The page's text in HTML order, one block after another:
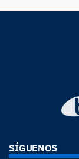
SÍGUENOS